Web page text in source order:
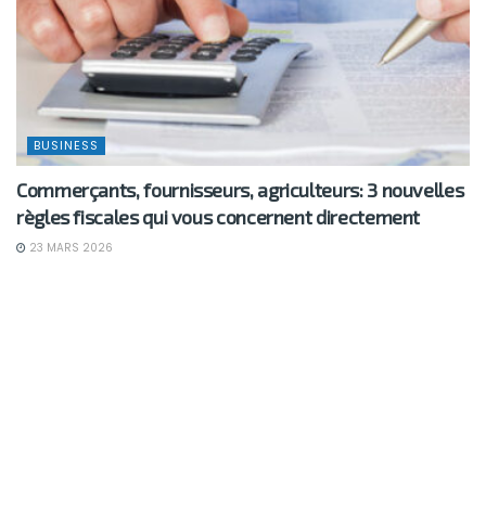
BUSINESS
Commerçants, fournisseurs, agriculteurs: 3 nouvelles
règles fiscales qui vous concernent directement
23 MARS 2026